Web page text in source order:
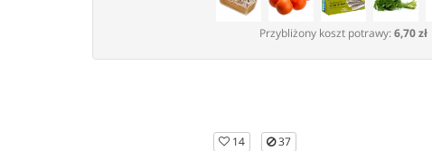
Przybliżony koszt potrawy:6,70 zł
14 37